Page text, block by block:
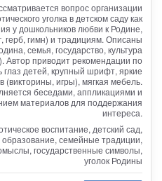
вопрос организации
уголка в детском саду как
у дошкольников любви к Родине,
герб, гимн) и традициям. Описаны
семья, государство, культура
Автор приводит рекомендации по
детей, крупный шрифт, яркие
(викторины, игры), мягкая мебель.
беседами, аппликациями и
материалов для поддержания
интереса.
воспитание, детский сад,
семейные традиции,
государственные символы,
уголок Родины